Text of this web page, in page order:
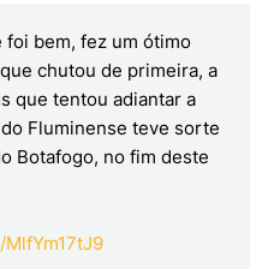
foi bem, fez um ótimo
chutou de primeira, a
que tentou adiantar a
Fluminense teve sorte
Botafogo, no fim deste